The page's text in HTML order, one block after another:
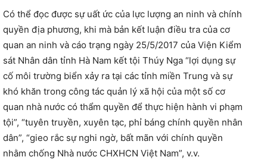
Có thể đọc được sự uất ức của lực lượng an ninh và chính
quyền địa phương, khi mà bản kết luận điều tra của cơ
quan an ninh và cáo trạng ngày 25/5/2017 của Viện Kiểm
sát Nhân dân tỉnh Hà Nam kết tội Thúy Nga “lợi dụng sự
cố môi trường biển xảy ra tại các tỉnh miền Trung và sự
khó khăn trong công tác quản lý xã hội của một số cơ
quan nhà nước có thẩm quyền để thực hiện hành vi phạm
tội”, “tuyên truyền, xuyên tạc, phỉ báng chính quyền nhân
dân”, “gieo rắc sự nghi ngờ, bất mãn với chính quyền
nhằm chống Nhà nước CHXHCN Việt Nam”, v.v.